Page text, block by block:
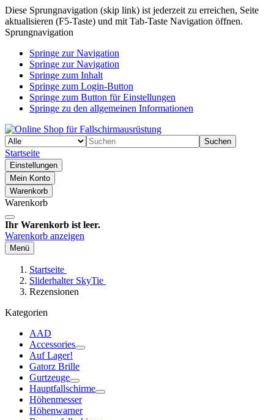
Diese Sprungnavigation (skip link) ist jederzeit zu erreichen, Seite
aktualisieren (F5-Taste) und mit Tab-Taste Navigation öffnen.
Sprungnavigation
Springe zur Navigation
Springe zur Navigation
Springe zum Inhalt
Springe zum Login-Button
Springe zum Button für Einstellungen
Springe zu den allgemeinen Informationen
Suchen
Startseite
Einstellungen
Mein Konto
Warenkorb
Warenkorb
Ihr Warenkorb ist leer.
Warenkorb anzeigen
Menü
Startseite
Sliderhalter SkyTie
Rezensionen
Kategorien
AAD
Accessories
Auf Lager!
Gatorz Brille
Gurtzeuge
Hauptfallschirme
Höhenmesser
Höhenwarner